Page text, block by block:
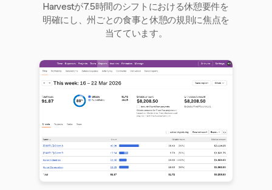
Harvestが7.5時間のシフトにおける休憩要件を
明確にし、州ごとの食事と休憩の規則に焦点を
当てています。